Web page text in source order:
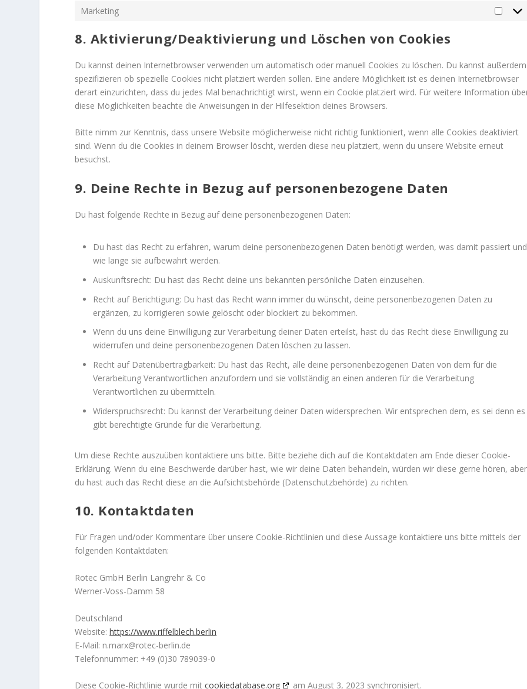
Marketing
8. Aktivierung/Deaktivierung und Löschen von Cookies
Du kannst deinen Internetbrowser verwenden um automatisch oder manuell Cookies zu löschen. Du kannst außerdem
spezifizieren ob spezielle Cookies nicht platziert werden sollen. Eine andere Möglichkeit ist es deinen Internetbrowser
derart einzurichten, dass du jedes Mal benachrichtigt wirst, wenn ein Cookie platziert wird. Für weitere Information
diese Möglichkeiten beachte die Anweisungen in der Hilfesektion deines Browsers.
Bitte nimm zur Kenntnis, dass unsere Website möglicherweise nicht richtig funktioniert, wenn alle Cookies deaktiviert
sind. Wenn du die Cookies in deinem Browser löscht, werden diese neu platziert, wenn du unsere Website erneut
besuchst.
9. Deine Rechte in Bezug auf personenbezogene Daten
Du hast folgende Rechte in Bezug auf deine personenbezogenen Daten:
Du hast das Recht zu erfahren, warum deine personenbezogenen Daten benötigt werden, was damit passiert und
wie lange sie aufbewahrt werden.
Auskunftsrecht: Du hast das Recht deine uns bekannten persönliche Daten einzusehen.
Recht auf Berichtigung: Du hast das Recht wann immer du wünscht, deine personenbezogenen Daten zu
ergänzen, zu korrigieren sowie gelöscht oder blockiert zu bekommen.
Wenn du uns deine Einwilligung zur Verarbeitung deiner Daten erteilst, hast du das Recht diese Einwilligung zu
widerrufen und deine personenbezogenen Daten löschen zu lassen.
Recht auf Datenübertragbarkeit: Du hast das Recht, alle deine personenbezogenen Daten von dem für die
Verarbeitung Verantwortlichen anzufordern und sie vollständig an einen anderen für die Verarbeitung
Verantwortlichen zu übermitteln.
Widerspruchsrecht: Du kannst der Verarbeitung deiner Daten widersprechen. Wir entsprechen dem, es sei denn es
gibt berechtigte Gründe für die Verarbeitung.
Um diese Rechte auszuüben kontaktiere uns bitte. Bitte beziehe dich auf die Kontaktdaten am Ende dieser Cookie-
Erklärung. Wenn du eine Beschwerde darüber hast, wie wir deine Daten behandeln, würden wir diese gerne hören, aber
du hast auch das Recht diese an die Aufsichtsbehörde (Datenschutzbehörde) zu richten.
10. Kontaktdaten
Für Fragen und/oder Kommentare über unsere Cookie-Richtlinien und diese Aussage kontaktiere uns bitte mittels der
folgenden Kontaktdaten:
Rotec GmbH Berlin Langrehr & Co
Werner-Voss-Damm 58
Deutschland
Website:https://www.riffelblech.berlin
E-Mail: n.marx@rotec-berlin.de
Telefonnummer: +49 (0)30 789039-0
Diese Cookie-Richtlinie wurde mitcookiedatabase.org am August 3, 2023 synchronisiert.